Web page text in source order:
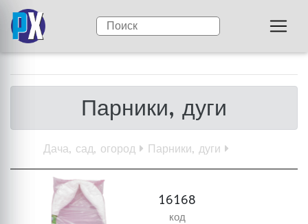
Парники, дуги
Дача, сад, огород Парники, дуги
16168
код